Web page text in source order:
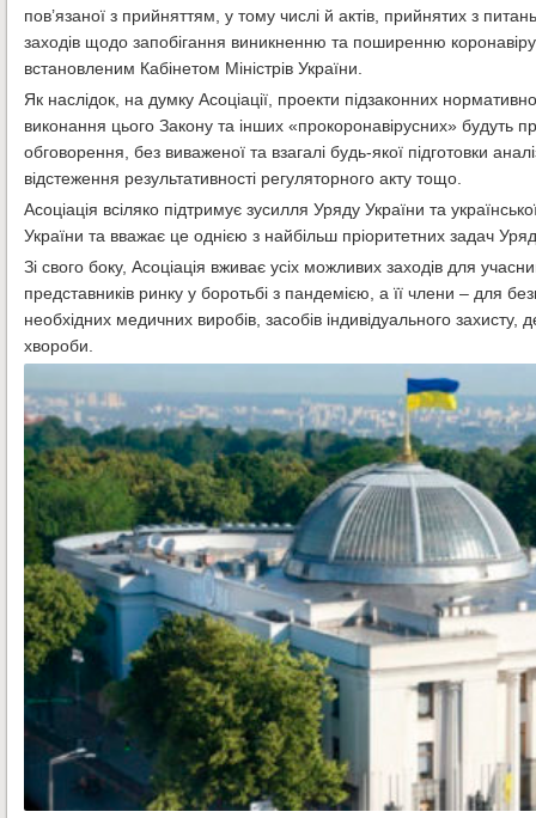
пов’язаної з прийняттям, у тому числі й актів, прийнятих з
заходів щодо запобігання виникненню та поширенню
встановленим Кабінетом Міністрів України.
Як наслідок, на думку Асоціації, проекти підзаконних
виконання цього Закону та інших «прокоронавірусних» будуть
обговорення, без виваженої та взагалі будь-якої підготовки
відстеження результативності регуляторного акту тощо.
Асоціація всіляко підтримує зусилля Уряду України та
України та вважає це однією з найбільш пріоритетних задач
Зі свого боку, Асоціація вживає усіх можливих заходів для
представників ринку у боротьбі з пандемією, а її члени – для
необхідних медичних виробів, засобів індивідуального
хвороби.